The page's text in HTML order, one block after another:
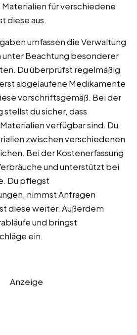
für verschiedene
diese aus.
umfassen die Verwaltung
Beachtung besonderer
Du überprüfst regelmäßig
abgelaufene Medikamente
vorschriftsgemäß. Bei der
du sicher, dass
verfügbar sind. Du
zwischen verschiedenen
Bei der Kostenerfassung
und unterstützt bei
Du pflegst
nimmst Anfragen
diese weiter. Außerdem
und bringst
ein.
Anzeige